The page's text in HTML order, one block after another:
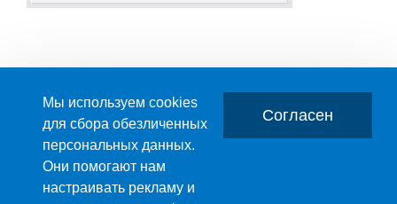
ПРОИЗВОДСТВО ПЛАСТМАССОВЫХ ИЗДЕЛИЙ
Мы используем cookies
для сбора обезличенных
персональных данных.
Они помогают нам
настраивать рекламу и
Согласен